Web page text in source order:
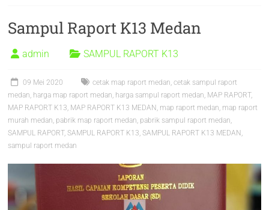
Sampul Raport K13 Medan
admin SAMPUL RAPORT K13
09 Mei 2020 cetak map raport medan,cetak sampul raport
medan, harga map raport medan, harga sampul raport medan, MAP RAPORT,
MAP RAPORT K13, MAP RAPORT K13 MEDAN , map raport medan, map raport
murah medan, pabrik map raport medan, pabrik sampul raport medan,
SAMPUL RAPORT,SAMPUL RAPORT K13,SAMPUL RAPORT K13 MEDAN ,
sampul raport medan